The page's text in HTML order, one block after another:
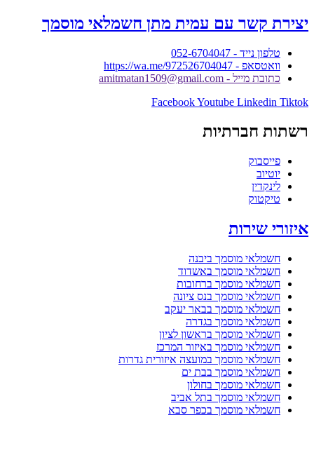
יצירת קשר עם עמית מתן חשמלאי מוסמך
טלפון נייד - 052-6704047
וואטסאפ - https://wa.me/972526704047
כתובת מייל - amitmatan1509@gmail.com
FacebookYoutube Linkedin Tiktok
רשתות חברתיות
פייסבוק
יוטיוב
לינקדין
טיקטוק
איזורי שירות
חשמלאי מוסמך ביבנה
חשמלאי מוסמך באשדוד
חשמלאי מוסמך ברחובות
חשמלאי מוסמך בנס ציונה
חשמלאי מוסמך בבאר יעקב
חשמלאי מוסמך בגדרה
חשמלאי מוסמך בראשון לציון
חשמלאי מוסמך באיזור המרכז
חשמלאי מוסמך במועצה איזורית גדרות
חשמלאי מוסמך בבת ים
חשמלאי מוסמך בחולון
חשמלאי מוסמך בתל אביב
חשמלאי מוסמך בכפר סבא